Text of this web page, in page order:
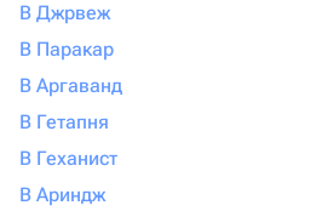
В Джрвеж
В Паракар
В Аргаванд
В Гетапня
В Геханист
В Ариндж